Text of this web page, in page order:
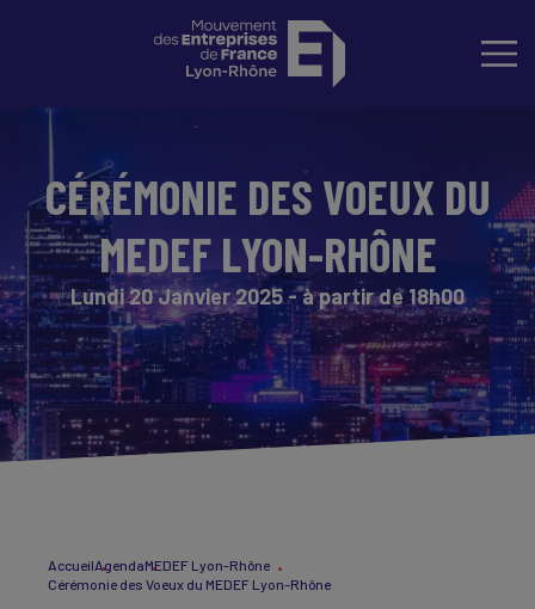
CÉRÉMONIE DES VOEUX DU
MEDEF LYON-RHÔNE
Lundi 20 Janvier 2025 - à partir de 18h00
AccueilAgendaMEDEF Lyon-Rhône
Cérémonie des Voeux du MEDEF Lyon-Rhône